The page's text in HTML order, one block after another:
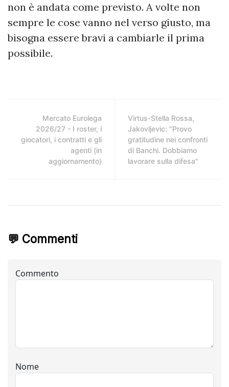
non è andata come previsto. A volte non
sempre le cose vanno nel verso giusto, ma
bisogna essere bravi a cambiarle il prima
possibile.
Mercato Eurolega
2026/27 - I roster, i
giocatori, i contratti e gli
agenti (in
aggiornamento)
Virtus-Stella Rossa,
Jakovljevic: "Provo
gratitudine nei confronti
di Banchi. Dobbiamo
lavorare sulla difesa"
💬 Commenti